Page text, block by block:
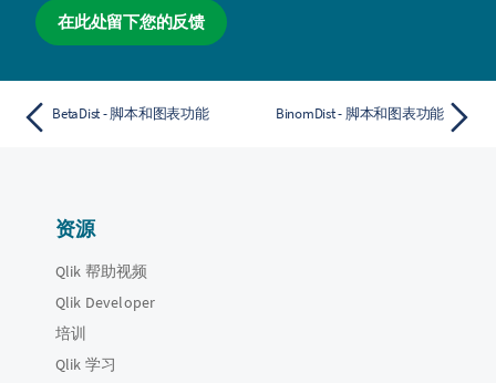
在此处留下您的反馈
BetaDist - 脚本和图表功能 BinomDist - 脚本和图表功能
资源
Qlik 帮助视频
Qlik Developer
培训
Qlik 学习